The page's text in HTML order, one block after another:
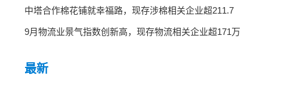
中塔合作棉花铺就幸福路，现存涉棉相关企业超211.7
9月物流业景气指数创新高，现存物流相关企业超171万
最新